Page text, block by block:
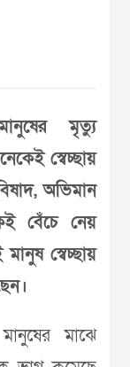
মৃত্যু
স্বেচ্ছায়
অভিমান
বেঁচে নেয়
স্বেচ্ছায়
মাঝে